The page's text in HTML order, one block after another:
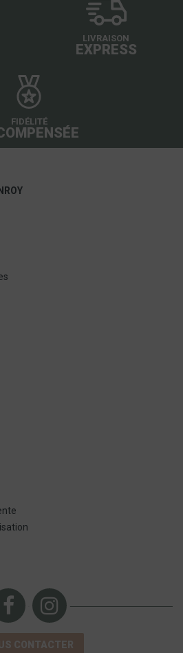
LIVRAISON
EXPRESS
FIDÉLITÉ
CONTACTER